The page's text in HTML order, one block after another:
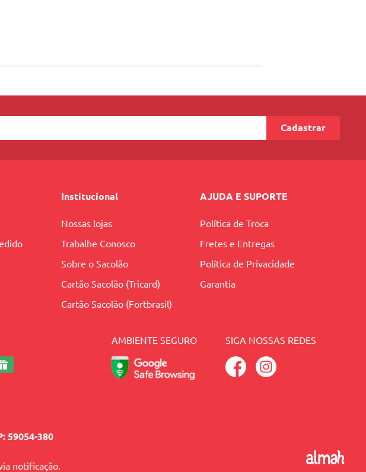
Cadastrar
Institucional
Nossas lojas
Trabalhe Conosco
Sobre o Sacolão
Cartão Sacolão (Tricard)
Cartão Sacolão (Fortbrasil)
AJUDA E SUPORTE
Política de Troca
Fretes e Entregas
Política de Privacidade
Garantia
AMBIENTE SEGURO SIGA NOSSAS REDES
59054-380
notificação.